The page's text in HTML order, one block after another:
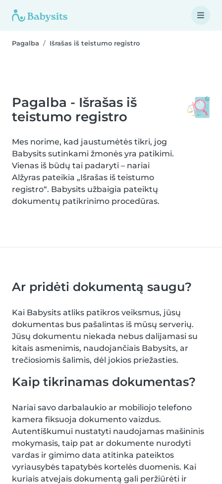
Pagalba Išrašas iš teistumo registro
Pagalba - Išrašas iš
teistumo registro
Mes norime, kad jaustumėtės tikri, jog
Babysits sutinkami žmonės yra patikimi.
Vienas iš būdų tai padaryti – nariai
Alžyras pateikia „Išrašas iš teistumo
registro“. Babysits užbaigia pateiktų
dokumentų patikrinimo procedūras.
Ar pridėti dokumentą saugu?
Kai Babysits atliks patikros veiksmus, jūsų
dokumentas bus pašalintas iš mūsų serverių.
Jūsų dokumentu niekada nebus dalijamasi su
kitais asmenimis, naudojančiais Babysits, ar
trečiosiomis šalimis, dėl jokios priežasties.
Kaip tikrinamas dokumentas?
Nariai savo darbalaukio ar mobiliojo telefono
kamera fiksuoja dokumento vaizdus.
Autentiškumui nustatyti naudojamas mašininis
mokymasis, taip pat ar dokumente nurodyti
vardas ir gimimo data atitinka pateiktos
vyriausybės tapatybės kortelės duomenis. Kai
kuriais atvejais dokumentą gali peržiūrėti ir